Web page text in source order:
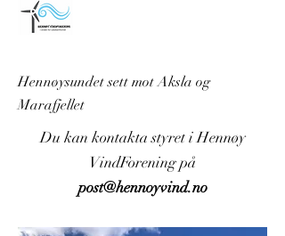
Hennøysundet sett mot Aksla og
Marafjellet
Du kan kontakta styret i Hennøy
VindForening på
post@hennoyvind.no